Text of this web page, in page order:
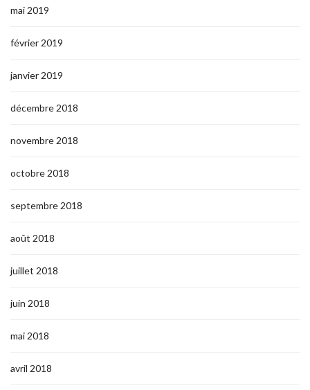
mai 2019
février 2019
janvier 2019
décembre 2018
novembre 2018
octobre 2018
septembre 2018
août 2018
juillet 2018
juin 2018
mai 2018
avril 2018